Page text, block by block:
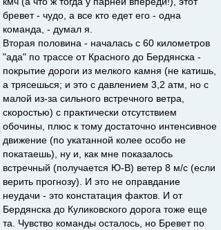
бревет - чудо, а все кто едет его - одна
команда, - думал я.
Вторая половина - началась с 60 километров
"ада" по трассе от Красного до Бердянска -
покрытие дороги из мелкого камня (не катишь,
а трясешься; и это с давлением 3,2 атм, но с
малой из-за сильного встречного ветра,
скоростью) с практически отсутствием
обочины, плюс к тому достаточно интенсивное
движение (по укатанной колее особо не
покатаешь), ну и, как мне показалось
встречный (получается Ю-В) ветер 8 м/с (если
верить прогнозу). И это не оправдание
неудачи - это констатация фактов. И от
Бердянска до Куликовского дорога тоже еще
та. Чувство команды осталось, но Бревет по